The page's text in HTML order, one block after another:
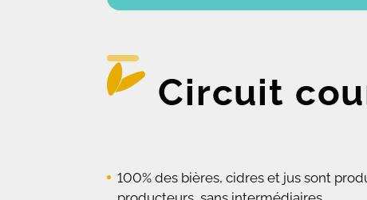
Circuit
100% des bières, cidres et jus sont